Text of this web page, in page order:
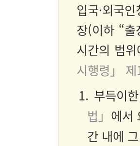
입국·외국
장(이하 “
시간의 범
시행령」
1. 부득이
법」 에서
간 내에